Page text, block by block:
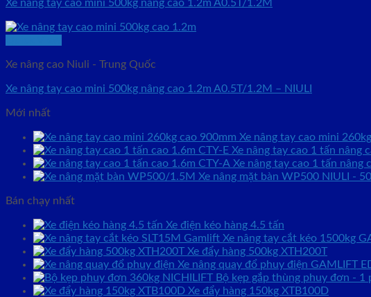
Xe nâng tay cao mini 500kg nâng cao 1.2m A0.5T/1.2M
Xe nâng cao Niuli - Trung Quốc
Xe nâng tay cao mini 500kg nâng cao 1.2m A0.5T/1.2M – NIULI
Mới nhất
Xe nâng tay cao mini
Xe nâng tay cao 1 tấn nâng
Xe nâng tay cao 1 tấn nâng
Xe nâng mặt bàn WP500 NIULI -
Bán chạy nhất
Xe điện kéo hàng 4.5 tấn
Xe nâng tay cắt kéo 1500kg
Xe đẩy hàng 500kg XTH200T
Xe nâng quay đổ phuy điện GAMLIFT
Bộ kẹp gắp thùng phuy đơn - 1
Xe đẩy hàng 150kg XTB100D